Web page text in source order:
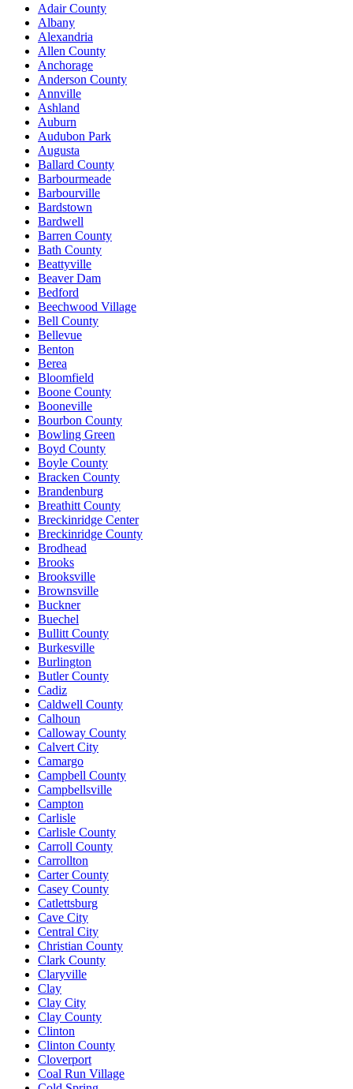
Adair County
Albany
Alexandria
Allen County
Anchorage
Anderson County
Annville
Ashland
Auburn
Audubon Park
Augusta
Ballard County
Barbourmeade
Barbourville
Bardstown
Bardwell
Barren County
Bath County
Beattyville
Beaver Dam
Bedford
Beechwood Village
Bell County
Bellevue
Benton
Berea
Bloomfield
Boone County
Booneville
Bourbon County
Bowling Green
Boyd County
Boyle County
Bracken County
Brandenburg
Breathitt County
Breckinridge Center
Breckinridge County
Brodhead
Brooks
Brooksville
Brownsville
Buckner
Buechel
Bullitt County
Burkesville
Burlington
Butler County
Cadiz
Caldwell County
Calhoun
Calloway County
Calvert City
Camargo
Campbell County
Campbellsville
Campton
Carlisle
Carlisle County
Carroll County
Carrollton
Carter County
Casey County
Catlettsburg
Cave City
Central City
Christian County
Clark County
Claryville
Clay
Clay City
Clay County
Clinton
Clinton County
Cloverport
Coal Run Village